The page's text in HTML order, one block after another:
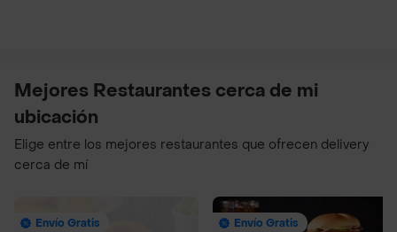
Mejores Restaurantes cerca de mi
ubicación
Elige entre los mejores restaurantes que ofrecen delivery
cerca de mí
Envío Gratis Envío Gratis